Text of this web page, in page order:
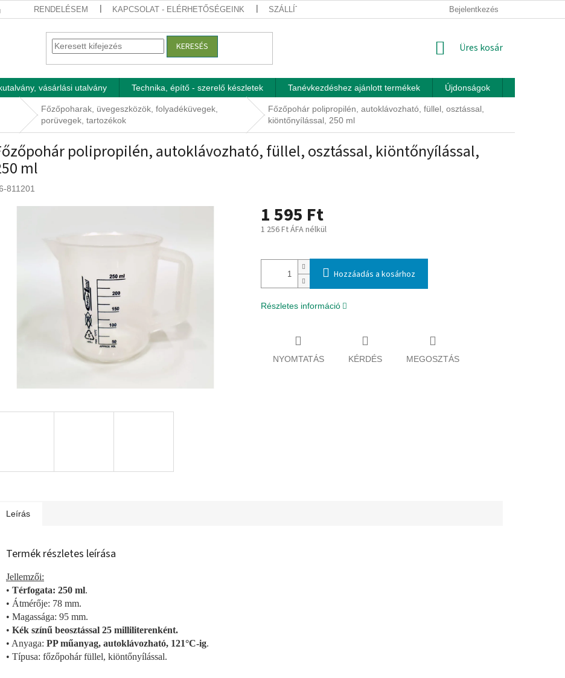
RENDELÉSEM KAPCSOLAT - ELÉRHETŐSÉGEINK SZÁLLÍTÁSI FELTÉTELEK ÜZLETI FELTÉTELEK (ÁSZF)
Bejelentkezés
KERESÉS KOSÁR
Üres kosár
vásárlási utalvány Technika, építő - szerelő készletek Tanévkezdéshez ajánlott termékek Újdonságok
Főzőpoharak, üvegeszközök, folyadéküvegek,
porüvegek, tartozékok
Főzőpohár polipropilén, autoklávozható, füllel, osztással,
kiöntőnyílással, 250 ml
polipropilén, autoklávozható, füllel, osztással, kiöntőnyílással,
ml
811201
1 595 Ft
1 256 Ft ÁFA nélkül
Hozzáadás a kosárhoz
Részletes információ
NYOMTATÁS KÉRDÉS MEGOSZTÁS
Leírás
Termék részletes leírása
Jellemzői:
• Térfogata: 250 ml.
• Átmérője: 78 mm.
• Magassága: 95 mm.
• Kék színű beosztással 25 milliliterenként.
• Anyaga: PP műanyag, autoklávozható, 121°C-ig.
• Típusa: főzőpohár füllel, kiöntőnyílással.